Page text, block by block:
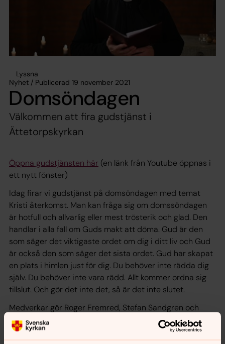
Lyssna
Nyhet / Publicerad 19 november 2021
Domsöndagen
Välkommen att fira gudstjänst i
Ättetorpskyrkan
Öppna gudstjänsten här (en länk från Youtube öppnas i
ett nytt fönster)
Idag firar vi gudstjänst på domsöndagen med temat
Kristi återkomst. Man kan fråga sig om domssöndagen
är hotfull och allvarlig eller mest trösterik och glad. Den
handlar i alla fall om Guds makt att döma. Gud är den
som säger det viktigaste ordet om dig i ditt liv och Gud
är också den som säger det sista ordet. Gud har skapat
en plats i himlen just för dig. Du behöver inte rädda dig
själv. Du behöver inte vara rädd. Allt kommer ordna sig
tillslut. Och gör det inte det, så är det inte slutet.
Medverkar gör Roger Fremred, Stefan Sandgren och
Jesper Sandberg.